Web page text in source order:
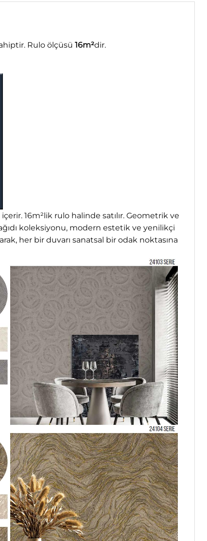
Rulo ölçüsü 16m²dir.
16m²lik rulo halinde satılır. Geometrik ve
koleksiyonu, modern estetik ve yenilikçi
her bir duvarı sanatsal bir odak noktasına